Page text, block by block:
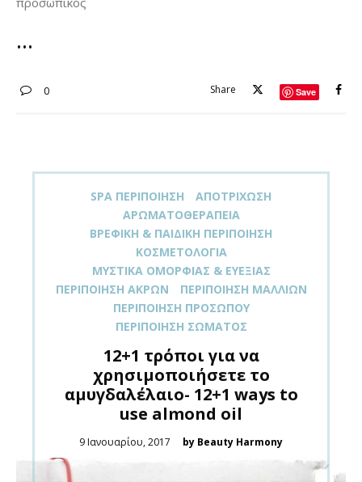
0 Share Save
SPA ΠΕΡΙΠΟΊΗΣΗ
ΑΠΟΤΡΊΧΩΣΗ
ΑΡΩΜΑΤΟΘΕΡΑΠΕΊΑ
ΒΡΕΦΙΚΉ & ΠΑΙΔΙΚΉ ΠΕΡΙΠΟΊΗΣΗ
ΚΟΣΜΕΤΟΛΟΓΊΑ
ΜΥΣΤΙΚΆ ΟΜΟΡΦΙΆΣ & ΕΥΕΞΊΑΣ
ΠΕΡΙΠΟΊΗΣΗ ΆΚΡΩΝ
ΠΕΡΙΠΟΊΗΣΗ ΜΑΛΛΙΏΝ
ΠΕΡΙΠΟΊΗΣΗ ΠΡΟΣΏΠΟΥ
ΠΕΡΙΠΟΊΗΣΗ ΣΏΜΑΤΟΣ
12+1 τρόποι για να
χρησιμοποιήσετε το
αμυγδαλέλαιο- 12+1 ways to
use almond oil
Posted
9 Ιανουαρίου, 2017 by Beauty Harmony